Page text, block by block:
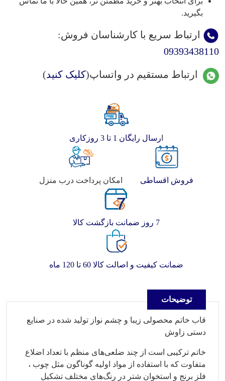
بگیرید.
ارتباط سریع با کارشناسان فروش:
09393438110
ارتباط مستقیم در واتساپ(کلیک کنید)
رسال رایگان 1 تا 3 روزکاری
فروش اقساطی امکان پرداخت درب منزل
7 روز ضمانت بازگشت کالا
ضمانت کیفیت و اصالت کالا 60 تا 120 ماه
توضیحات
قاب خاتم محصولی زیبا و چشم نواز تولید شده در صنایع
دستی زاوش
خاتم ترکیبی است از چند ضلعی‌های منظم با تعداد اضلاع
متفاوت که با استفاده از مواد اولیه گوناگون مثل چوب ،
فلز برنج و استخوان شتر در رنگ‌های مختلف تشکیل